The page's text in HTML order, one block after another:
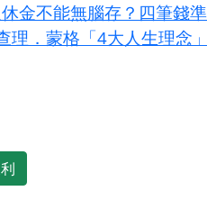
休金不能無腦存？四筆錢
理．蒙格「4大人生理念